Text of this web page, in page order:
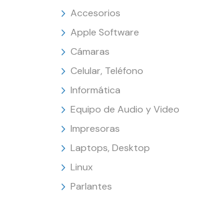
Accesorios
Apple Software
Cámaras
Celular, Teléfono
Informática
Equipo de Audio y Video
Impresoras
Laptops, Desktop
Linux
Parlantes